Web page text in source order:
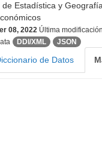
de Estadística y
08, 2022 Última
DDI/XML JSON
de Datos